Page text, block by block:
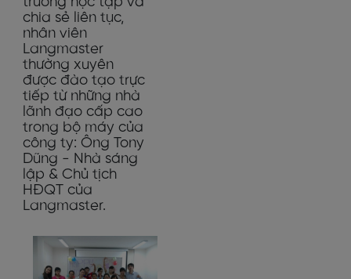
chia sẻ liên tục,
nhân viên
Langmaster
thường xuyên
được đào tạo trực
tiếp từ những nhà
lãnh đạo cấp cao
trong bộ máy của
công ty: Ông Tony
Dũng - Nhà sáng
lập & Chủ tịch
HĐQT của
Langmaster.